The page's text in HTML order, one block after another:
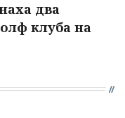
два
клуба на